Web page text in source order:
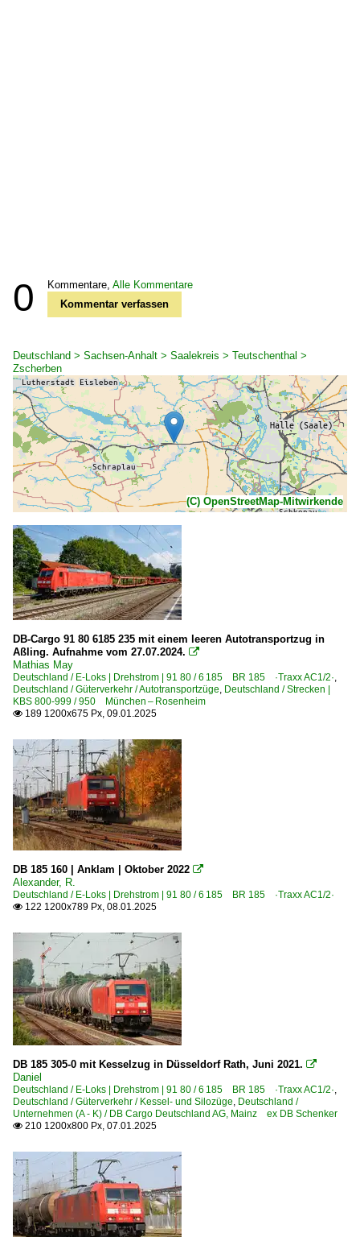
0 Kommentare, Alle Kommentare
Kommentar verfassen
Deutschland > Sachsen-Anhalt > Saalekreis > Teutschenthal >
Zscherben
(C) OpenStreetMap-Mitwirkende
DB-Cargo 91 80 6185 235 mit einem leeren Autotransportzug in
Aßling. Aufnahme vom 27.07.2024. 
Mathias May
Deutschland / E-Loks | Drehstrom | 91 80 / 6 185 BR 185 ·Traxx AC1/2·,
Deutschland / Güterverkehr / Autotransportzüge, Deutschland / Strecken |
KBS 800-999 / 950 München – Rosenheim
 189 1200x675 Px, 09.01.2025
DB 185 160 | Anklam | Oktober 2022 
Alexander, R.
Deutschland / E-Loks | Drehstrom | 91 80 / 6 185 BR 185 ·Traxx AC1/2·
 122 1200x789 Px, 08.01.2025
DB 185 305-0 mit Kesselzug in Düsseldorf Rath, Juni 2021. 
Daniel
Deutschland / E-Loks | Drehstrom | 91 80 / 6 185 BR 185 ·Traxx AC1/2·,
Deutschland / Güterverkehr / Kessel- und Silozüge, Deutschland /
Unternehmen (A - K) / DB Cargo Deutschland AG, Mainz ex DB Schenker
 210 1200x800 Px, 07.01.2025